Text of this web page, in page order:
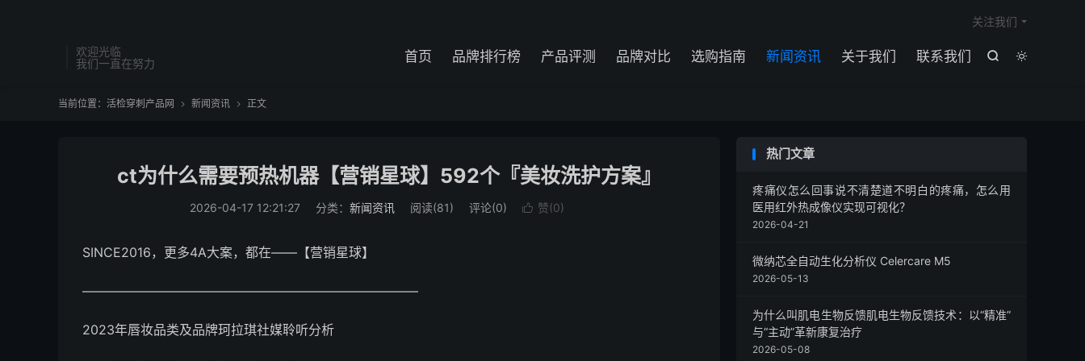
欢迎光临
我们一直在努力


首页 品牌排行榜 产品评测 品牌对比 选购指南 新闻资讯 关于我们 联系我们
关注我们
当前位置： 活检穿刺产品网  新闻资讯  正文
ct为什么需要预热机器【营销星球】592个『美妆洗护方案』
2026-04-17 12:21:27 分类： 新闻资讯 阅读(81) 评论(0)  赞(0)
SINCE2016，更多4A大案，都在——【营销星球】
——————————————————————————
2023年唇妆品类及品牌珂拉琪社媒聆听分析
热门文章
疼痛仪怎么回事说不清楚道不明白的疼痛，怎么用
医用红外热成像仪实现可视化？
2026-04-21
微纳芯全自动生化分析仪 Celercare M5
2026-05-13
为什么叫肌电生物反馈肌电生物反馈技术：以“精准”
与“主动”革新康复治疗
2026-05-08